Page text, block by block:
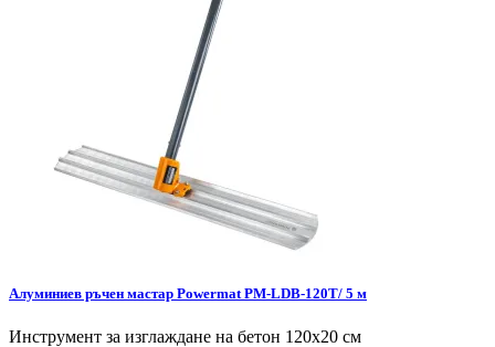
Алуминиев ръчен мастар Powermat PM-LDB-120T/ 5 м
Инструмент за изглаждане на бетон 120x20 см